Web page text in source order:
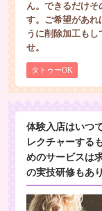
ん。できるだけ
す。ご希望があれ
うに削除加工も
せ。
タトゥーOK
体験入店はいつ
レクチャーする
めのサービスは
の実技研修もあ